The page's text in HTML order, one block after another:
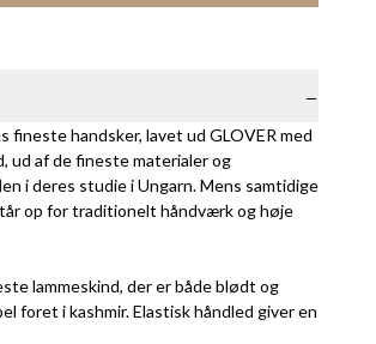
fineste handsker, lavet ud GLOVER med
ud af de fineste materialer og
i deres studie i Ungarn. Mens samtidige
op for traditionelt håndværk og høje
lammeskind, der er både blødt og
foret i kashmir. Elastisk håndled giver en